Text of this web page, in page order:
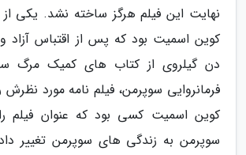
نهایت این فیلم هرگز ساخته نشد. یکی از
کوین اسمیت بود که پس از اقتباس
دن گیلروی از کتاب های کمیک مرگ
فرمانروایی سوپرمن، فیلم نامه مورد نظرش
کوین اسمیت کسی بود که عنوان فیلم را
سوپرمن به زندگی های سوپرمن تغییر